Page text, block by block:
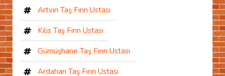
Artvin Taş Fırın Ustası
Kilis Taş Fırın Ustası
Gümüşhane Taş Fırın Ustası
Ardahan Taş Fırın Ustası